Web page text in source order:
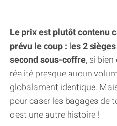
Le prix est plutôt contenu
prévu le coup : les 2
second sous-coffre, si bien
réalité presque aucun
globalament identique.
pour caser les bagages de
c'est une autre histoire !